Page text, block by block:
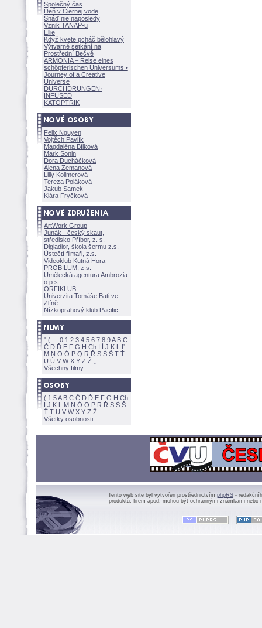
Společný čas
Deň v Čiernej vode
Snáď nie naposledy
Vznik TANAP-u
Ellie
Když kvete pcháč bělohlavý
Výtvarné setkání na
Prostřední Bečvě
ARMONÍA – Reise eines
schöpferischen Universums •
Journey of a Creative
Universe
DURCHDRUNGEN·
INFUSED
KATOPTRIK
Felix Nguyen
Vojtěch Pavlík
Magdaléna Bílkov
Mark Sonin
Dora Ducháčkov
Alena Zemanov
Lilly Kollmerov
Tereza Polákov
Jakub Samek
Klára Fryčkov
ArtWork Group
Junák - český skaut,
středisko Příbor, z. s.
Digladior, škola šermu z.s.
Ústečtí filmaři, z.s.
Videoklub Kutná Hora
PROBILUM, z.s.
Umělecká agentura Ambrozia
o.p.s.
ORFIKLUB
Univerzita Tomáše Bati ve
Zlíně
Nízkoprahový klub Pacific
" ( - 0 1 2 3 4 5 6 7 8 9A B C
Č D Ď E F G H Ch I Í J K L
Ľ
M N O Ó P Q R Ř S Ś T Ť
U Ú V W X Y Z
Všechny filmy
( 1 5A B C Č D Ď E F G H Ch
I J K L M N Ó O P R Ř S Ś
Ť T U V W X Y Z
Všetky osobnosti
Tento web site byl vytvořen prostřednictvím phpRS -
produktů, firem apod. mohou být ochrannými známkami